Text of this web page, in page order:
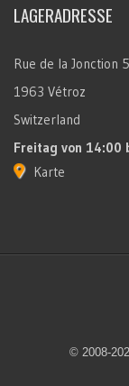
LAGERADRESSE
Rue de la Jonction
1963 Vétroz
Switzerland
Freitag von 14:00
Karte
© 2008-